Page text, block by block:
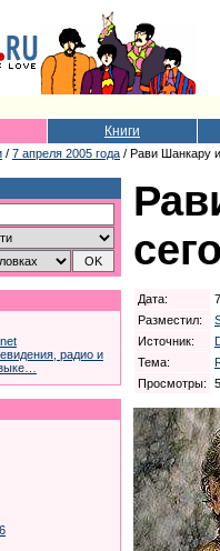
Книги
/ 7 апреля 2005 года / Рави Шанкару
радио и
Дата:
Разместил:
Источник:
Тема:
Просмотры: